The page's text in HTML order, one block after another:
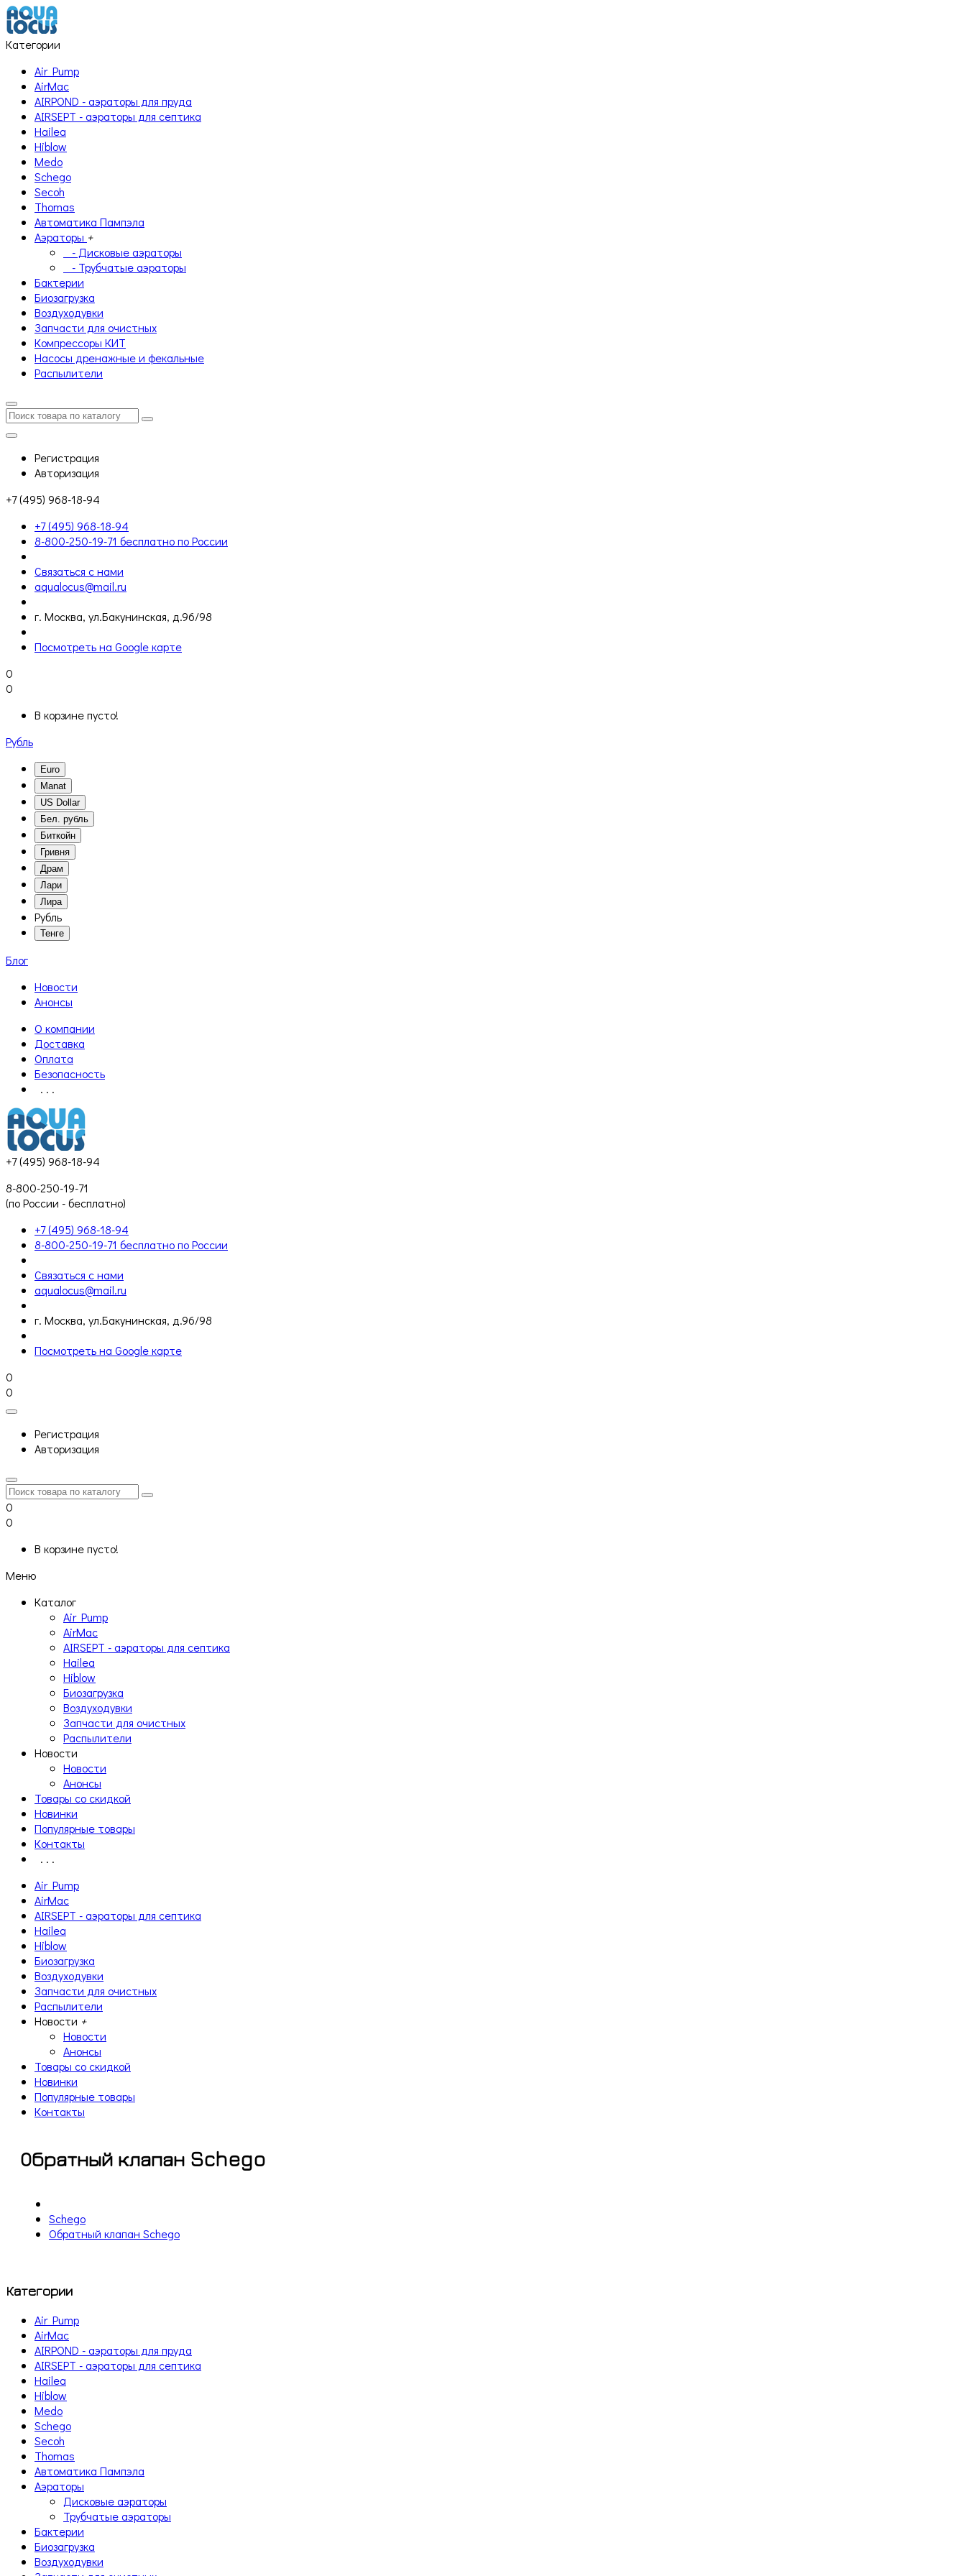
Категории
Air Pump
AirMac
AIRPOND - аэраторы для пруда
AIRSEPT - аэраторы для септика
Hailea
Hiblow
Medo
Schego
Secoh
Thomas
Автоматика Пампэла
Аэраторы +
- Дисковые аэраторы
- Трубчатые аэраторы
Бактерии
Биозагрузка
Воздуходувки
Запчасти для очистных
Компрессоры КИТ
Насосы дренажные и фекальные
Распылители
Регистрация
Авторизация
+7 (495) 968-18-94
+7 (495) 968-18-94
8-800-250-19-71 бесплатно по России
Связаться с нами
aqualocus@mail.ru
г. Москва, ул.Бакунинская, д.96/98
Посмотреть на Google карте
0
0
В корзине пусто!
Рубль
Euro
Manat
US Dollar
Бел. рубль
Биткойн
Гривня
Драм
Лари
Лира
Рубль
Тенге
Блог
Новости
Анонсы
О компании
Доставка
Оплата
Безопасность
. . .
+7 (495) 968-18-94
8-800-250-19-71
(по России - бесплатно)
+7 (495) 968-18-94
8-800-250-19-71 бесплатно по России
Связаться с нами
aqualocus@mail.ru
г. Москва, ул.Бакунинская, д.96/98
Посмотреть на Google карте
0
0
Регистрация
Авторизация
0
0
В корзине пусто!
Меню
Каталог
Air Pump
AirMac
AIRSEPT - аэраторы для септика
Hailea
Hiblow
Биозагрузка
Воздуходувки
Запчасти для очистных
Распылители
Новости
Новости
Анонсы
Товары со скидкой
Новинки
Популярные товары
Контакты
. . .
Air Pump
AirMac
AIRSEPT - аэраторы для септика
Hailea
Hiblow
Биозагрузка
Воздуходувки
Запчасти для очистных
Распылители
Новости +
Новости
Анонсы
Товары со скидкой
Новинки
Популярные товары
Контакты
Обратный клапан Schego
Schego
Обратный клапан Schego
Категории
Air Pump
AirMac
AIRPOND - аэраторы для пруда
AIRSEPT - аэраторы для септика
Hailea
Hiblow
Medo
Schego
Secoh
Thomas
Автоматика Пампэла
Аэраторы
Дисковые аэраторы
Трубчатые аэраторы
Бактерии
Биозагрузка
Воздуходувки